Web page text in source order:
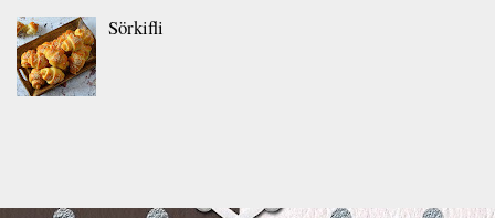
Sörkifli